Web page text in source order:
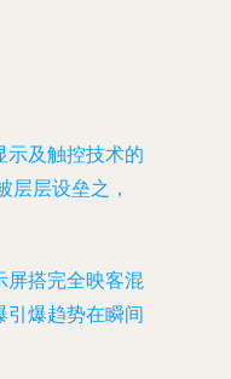
及触控技术的
层设垒之，
屏搭完全映客混
引爆趋势在瞬间